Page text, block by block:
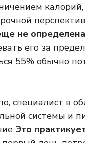
не
его за
55% обычно
специалист в
системы и
Это